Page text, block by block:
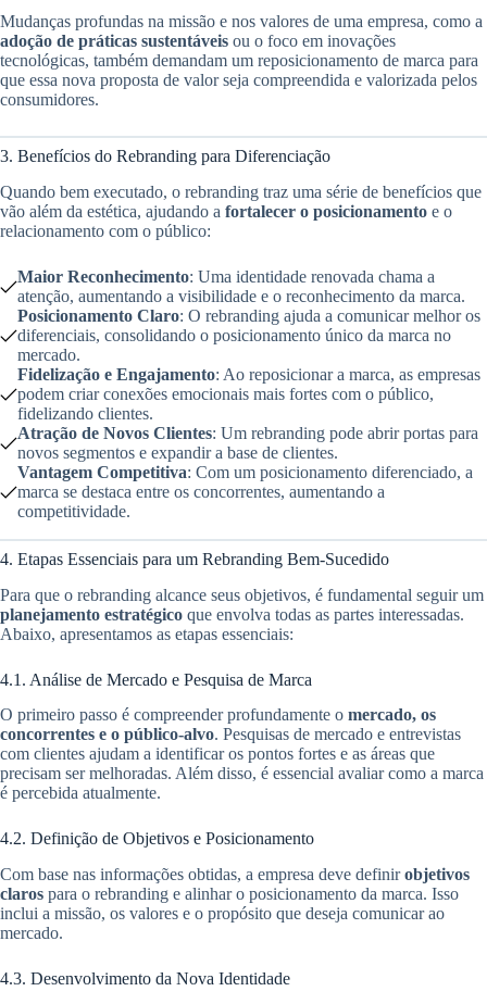
Mudanças profundas na missão e nos valores de uma empresa, como a
adoção de práticas sustentáveis ou o foco em inovações
tecnológicas, também demandam um reposicionamento de marca para
que essa nova proposta de valor seja compreendida e valorizada pelos
consumidores.
3. Benefícios do Rebranding para Diferenciação
Quando bem executado, o rebranding traz uma série de benefícios que
vão além da estética, ajudando a fortalecer o posicionamento e o
relacionamento com o público:
Maior Reconhecimento: Uma identidade renovada chama a
atenção, aumentando a visibilidade e o reconhecimento da marca.
Posicionamento Claro: O rebranding ajuda a comunicar melhor os
diferenciais, consolidando o posicionamento único da marca no
mercado.
Fidelização e Engajamento: Ao reposicionar a marca, as empresas
podem criar conexões emocionais mais fortes com o público,
fidelizando clientes.
Atração de Novos Clientes: Um rebranding pode abrir portas para
novos segmentos e expandir a base de clientes.
Vantagem Competitiva: Com um posicionamento diferenciado, a
marca se destaca entre os concorrentes, aumentando a
competitividade.
4. Etapas Essenciais para um Rebranding Bem-Sucedido
Para que o rebranding alcance seus objetivos, é fundamental seguir um
planejamento estratégico que envolva todas as partes interessadas.
Abaixo, apresentamos as etapas essenciais:
4.1. Análise de Mercado e Pesquisa de Marca
O primeiro passo é compreender profundamente o mercado, os
concorrentes e o público-alvo. Pesquisas de mercado e entrevistas
com clientes ajudam a identificar os pontos fortes e as áreas que
precisam ser melhoradas. Além disso, é essencial avaliar como a marca
é percebida atualmente.
4.2. Definição de Objetivos e Posicionamento
Com base nas informações obtidas, a empresa deve definirobjetivos
claros para o rebranding e alinhar o posicionamento da marca. Isso
inclui a missão, os valores e o propósito que deseja comunicar ao
mercado.
4.3. Desenvolvimento da Nova Identidade